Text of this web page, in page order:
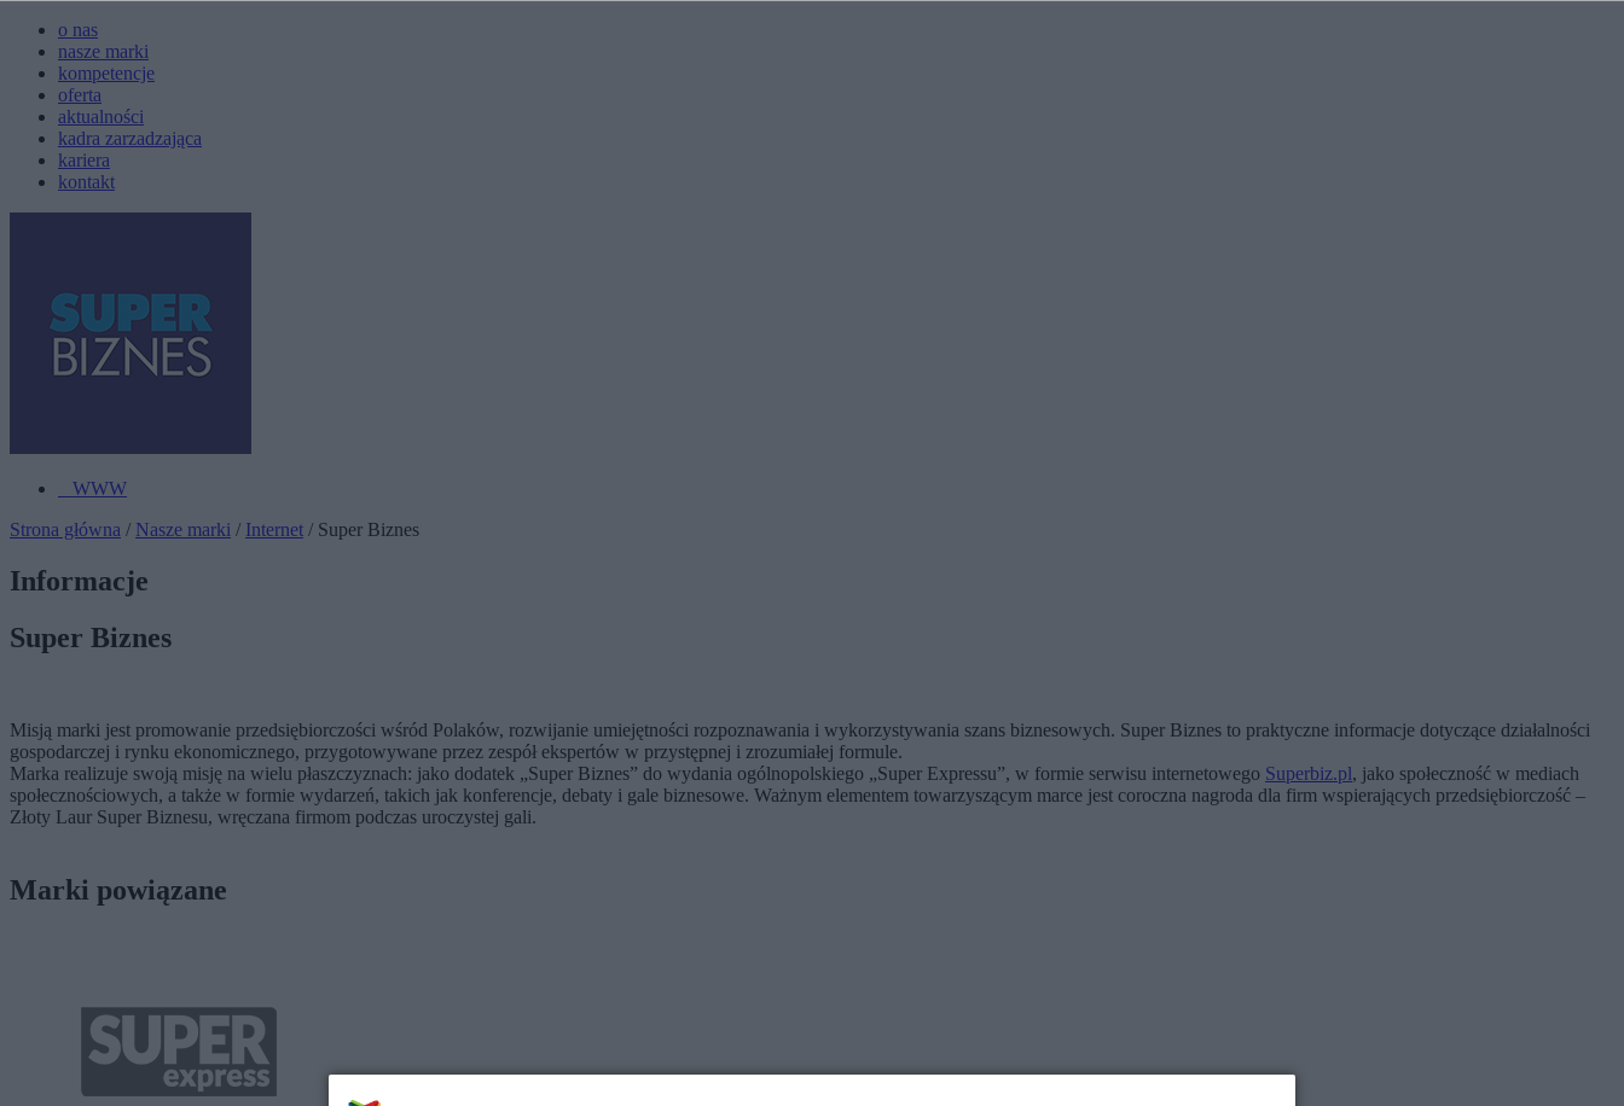
o nas
nasze marki
kompetencje
oferta
aktualności
kadra zarzadzająca
kariera
kontakt
WWW
Strona główna / Nasze marki / Internet / Super Biznes
Informacje
Super Biznes
Misją marki jest promowanie przedsiębiorczości wśród Polaków, rozwijanie umiejętności rozpoznawania i wykorzystywania szans biznesowych. Super Biznes to praktyczne informacje dotyczące działalności
gospodarczej i rynku ekonomicznego, przygotowywane przez zespół ekspertów w przystępnej i zrozumiałej formule.
Marka realizuje swoją misję na wielu płaszczyznach: jako dodatek „Super Biznes” do wydania ogólnopolskiego „Super Expressu”, w formie serwisu internetowego Superbiz.pl, jako społeczność w mediach
społecznościowych, a także w formie wydarzeń, takich jak konferencje, debaty i gale biznesowe. Ważnym elementem towarzyszącym marce jest coroczna nagroda dla firm wspierających przedsiębiorczość –
Złoty Laur Super Biznesu, wręczana firmom podczas uroczystej gali.
Marki powiązane